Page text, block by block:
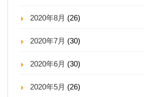
2020年8月 (26)
2020年7月 (30)
2020年6月 (30)
2020年5月 (26)